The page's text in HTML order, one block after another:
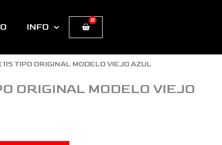
INFO
0
Cart
115 TIPO ORIGINAL MODELO VIEJO AZUL
ORIGINAL MODELO VIEJO